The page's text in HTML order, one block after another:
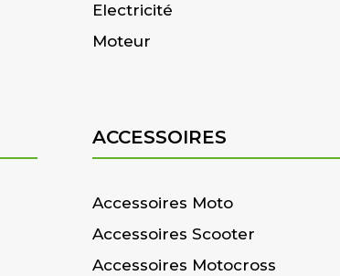
Electricité
Moteur
ACCESSOIRES
Accessoires Moto
Accessoires Scooter
Accessoires Motocross